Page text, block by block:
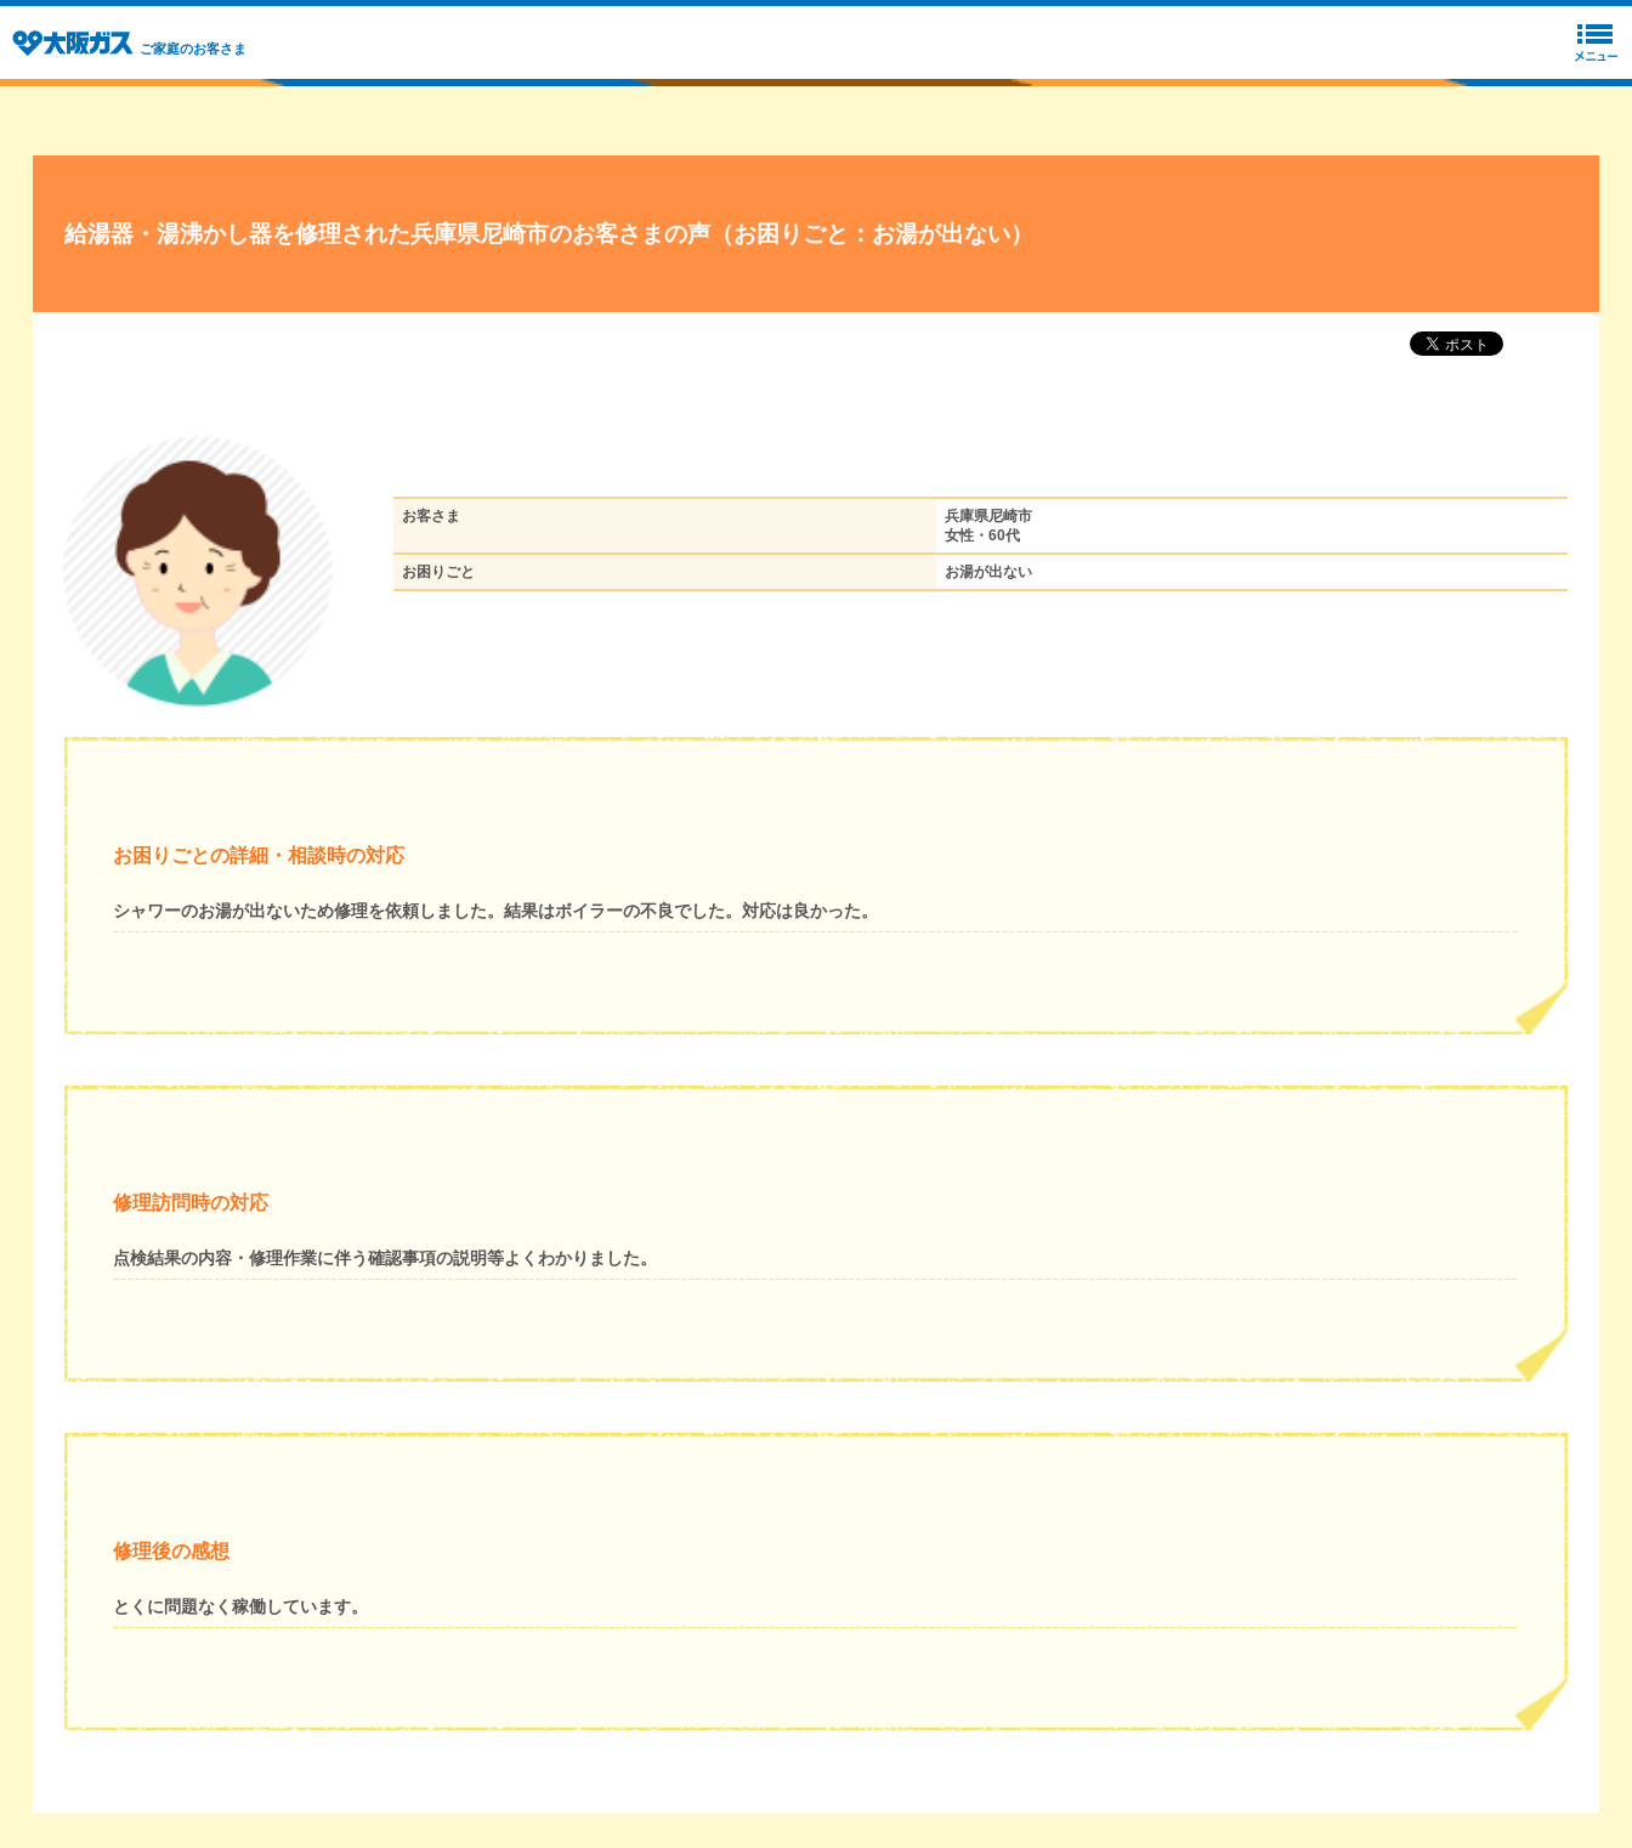
ご家庭のお客さま
給湯器・湯沸かし器を修理された兵庫県尼崎市のお客さまの声（お困りごと：お湯が出ない）
お客さま
兵庫県尼崎市
女性・60代
お困りごと お湯が出ない
お困りごとの詳細・相談時の対応
シャワーのお湯が出ないため修理を依頼しました。結果はボイラーの不良でした。対応は良かった。
修理訪問時の対応
点検結果の内容・修理作業に伴う確認事項の説明等よくわかりました。
修理後の感想
とくに問題なく稼働しています。